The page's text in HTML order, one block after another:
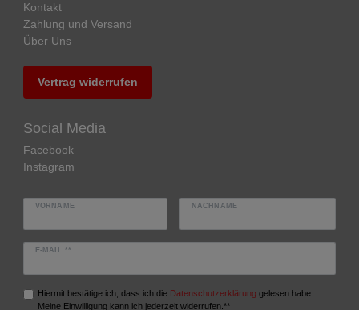
Kontakt
Zahlung und Versand
Über Uns
Vertrag widerrufen
Social Media
Facebook
Instagram
VORNAME NACHNAME
E-MAIL **
Hiermit bestätige ich, dass ich die Daten­schutz­erklärung gelesen habe.
Meine Einwilligung kann ich jederzeit widerrufen.**